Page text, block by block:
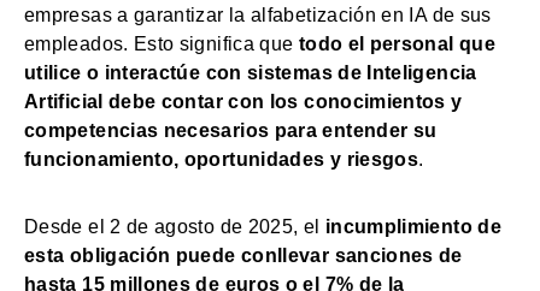
empresas a garantizar la alfabetización en IA de sus
empleados. Esto significa que todo el personal que
utilice o interactúe con sistemas de Inteligencia
Artificial debe contar con los conocimientos y
competencias necesarios para entender su
funcionamiento, oportunidades y riesgos.
Desde el 2 de agosto de 2025, el incumplimiento de
esta obligación puede conllevar sanciones de
hasta 15 millones de euros o el 7% de la